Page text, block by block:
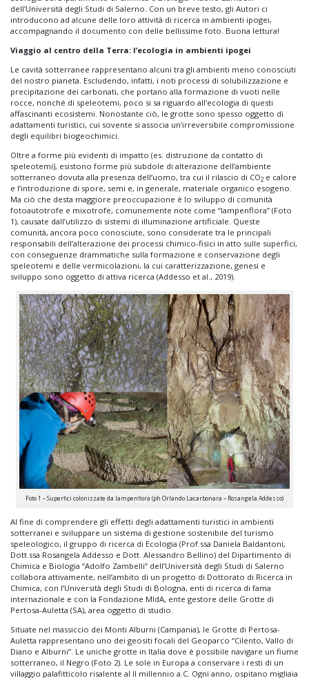
dell’Università degli Studi di Salerno. Con un breve testo, gli Autori ci
introducono ad alcune delle loro attività di ricerca in ambienti ipogei,
accompagnando il documento con delle bellissime foto. Buona lettura!
Viaggio al centro della Terra: l’ecologia in ambienti ipogei
Le cavità sotterranee rappresentano alcuni tra gli ambienti meno conosciuti
del nostro pianeta. Escludendo, infatti, i noti processi di solubilizzazione e
precipitazione dei carbonati, che portano alla formazione di vuoti nelle
rocce, nonché di speleotemi, poco si sa riguardo all’ecologia di questi
affascinanti ecosistemi. Nonostante ciò, le grotte sono spesso oggetto di
adattamenti turistici, cui sovente si associa un’irreversibile compromissione
degli equilibri biogeochimici.
Oltre a forme più evidenti di impatto (es. distruzione da contatto di
speleotemi), esistono forme più subdole di alterazione dell’ambiente
sotterraneo dovuta alla presenza dell’uomo, tra cui il rilascio di CO2 e calore
e l’introduzione di spore, semi e, in generale, materiale organico esogeno.
Ma ciò che desta maggiore preoccupazione è lo sviluppo di comunità
fotoautotrofe e mixotrofe, comunemente note come “lampenflora” (Foto
1), causate dall’utilizzo di sistemi di illuminazione artificiale. Queste
comunità, ancora poco conosciute, sono considerate tra le principali
responsabili dell’alterazione dei processi chimico-fisici in atto sulle superfici,
con conseguenze drammatiche sulla formazione e conservazione degli
speleotemi e delle vermicolazioni, la cui caratterizzazione, genesi e
sviluppo sono oggetto di attiva ricerca (Addesso et al., 2019).
Foto 1 – Superfici colonizzate da lampenflora (ph Orlando Lacarbonara – Rosangela Addesso)
Al fine di comprendere gli effetti degli adattamenti turistici in ambienti
sotterranei e sviluppare un sistema di gestione sostenibile del turismo
speleologico, il gruppo di ricerca di Ecologia (Prof.ssa Daniela Baldantoni,
Dott.ssa Rosangela Addesso e Dott. Alessandro Bellino) del Dipartimento di
Chimica e Biologia “Adolfo Zambelli” dell’Università degli Studi di Salerno
collabora attivamente, nell’ambito di un progetto di Dottorato di Ricerca in
Chimica, con l’Università degli Studi di Bologna, enti di ricerca di fama
internazionale e con la Fondazione MIdA, ente gestore delle Grotte di
Pertosa-Auletta (SA), area oggetto di studio.
Situate nel massiccio dei Monti Alburni (Campania), le Grotte di Pertosa-
Auletta rappresentano uno dei geositi focali del Geoparco “Cilento, Vallo di
Diano e Alburni”. Le uniche grotte in Italia dove è possibile navigare un fiume
sotterraneo, il Negro (Foto 2). Le sole in Europa a conservare i resti di un
villaggio palafitticolo risalente al II millennio a.C. Ogni anno, ospitano migliaia